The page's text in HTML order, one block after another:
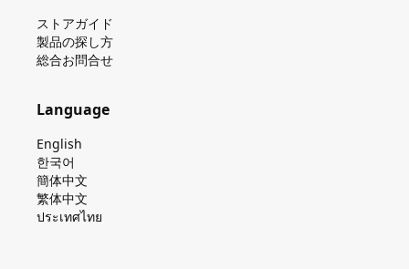
ストアガイド
製品の探し⽅
総合お問合せ
Language
English
한국어
簡体中文
繁体中文
ประเทศไทย